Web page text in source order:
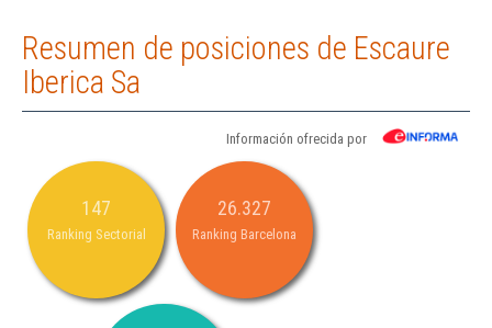
Resumen de posiciones de Escaure
Iberica Sa
Información ofrecida por
147
Ranking Sectorial
26.327
Ranking Barcelona